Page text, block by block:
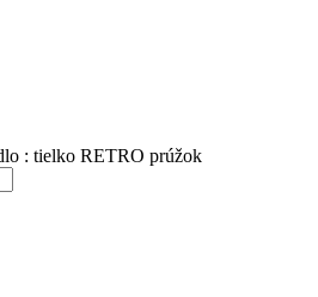
: tielko RETRO prúžok